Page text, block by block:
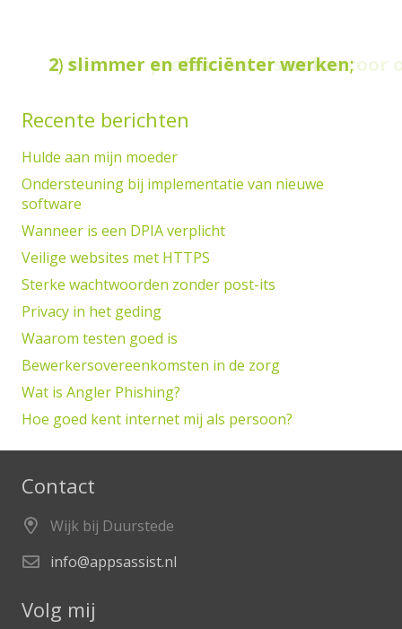
2
1) slimmer
het en
professionaliseren
efficiënter
van werken
uw kantoor
;
Recente berichten
Hulde aan mijn moeder
Ondersteuning bij implementatie van nieuwe
software
Wanneer is een DPIA verplicht
Veilige websites met HTTPS
Sterke wachtwoorden zonder post-its
Privacy in het geding
Waarom testen goed is
Bewerkersovereenkomsten in de zorg
Wat is Angler Phishing?
Hoe goed kent internet mij als persoon?
Contact
Wijk bij Duurstede
info@appsassist.nl
Volg mij